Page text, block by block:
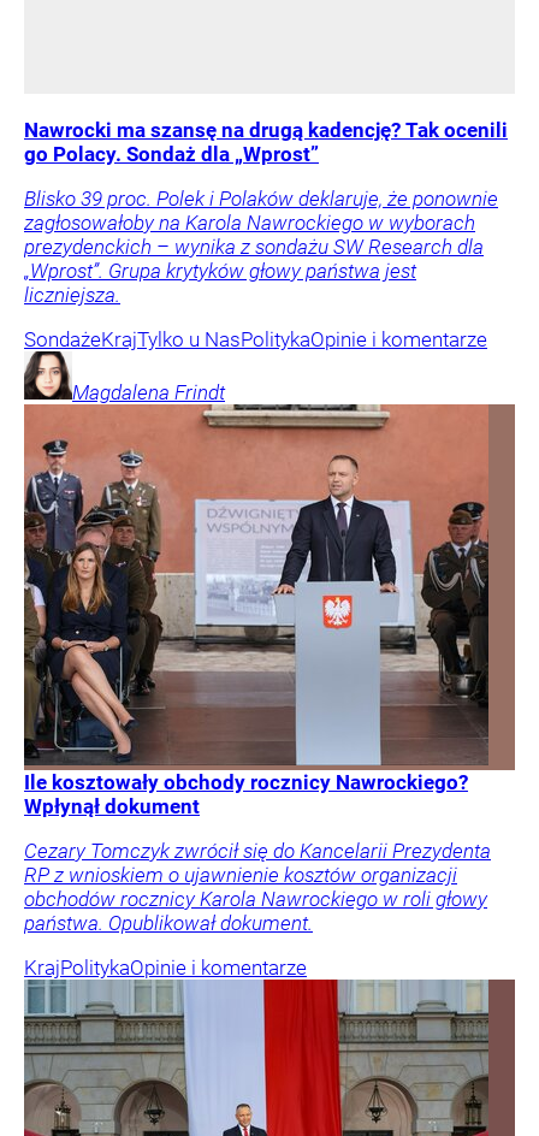
Nawrocki ma szansę na drugą kadencję? Tak ocenili
go Polacy. Sondaż dla „Wprost”
Blisko 39 proc. Polek i Polaków deklaruje, że ponownie
zagłosowałoby na Karola Nawrockiego w wyborach
prezydenckich – wynika z sondażu SW Research dla
„Wprost”. Grupa krytyków głowy państwa jest
liczniejsza.
SondażeKrajTylko u NasPolitykaOpinie i komentarze
Magdalena Frindt
Ile kosztowały obchody rocznicy Nawrockiego?
Wpłynął dokument
Cezary Tomczyk zwrócił się do Kancelarii Prezydenta
RP z wnioskiem o ujawnienie kosztów organizacji
obchodów rocznicy Karola Nawrockiego w roli głowy
państwa. Opublikował dokument.
KrajPolitykaOpinie i komentarze